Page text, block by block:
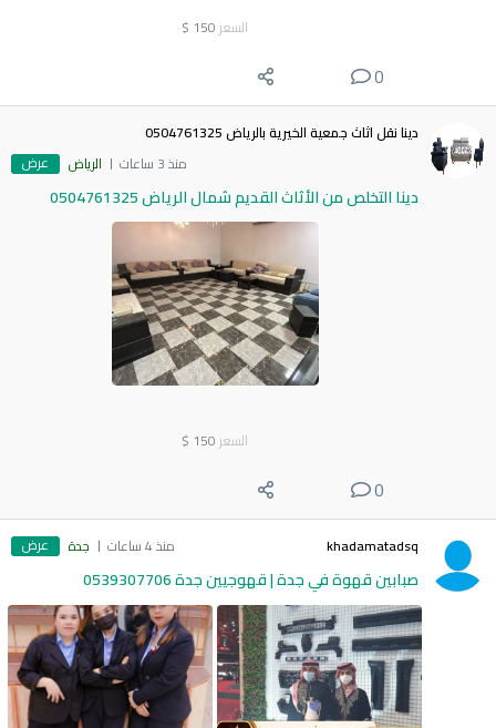
السعر 150
$
0
دينا نقل اثاث جمعية الخيرية بالرياض 0504761325
منذ 3 ساعات
الرياض عرض
دينا التخلص من الأثاث القديم شمال الرياض 0504761325
السعر 150
$
0
khadamatadsq منذ 4 ساعات جدة عرض
صبابين قهوة في جدة | قهوجيين جدة 0539307706